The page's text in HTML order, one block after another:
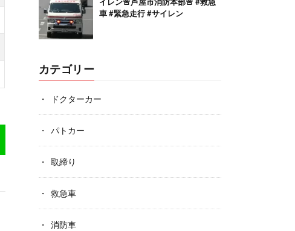
車 #緊急走行 #サイレン
カテゴリー
ドクターカー
パトカー
取締り
救急車
消防車